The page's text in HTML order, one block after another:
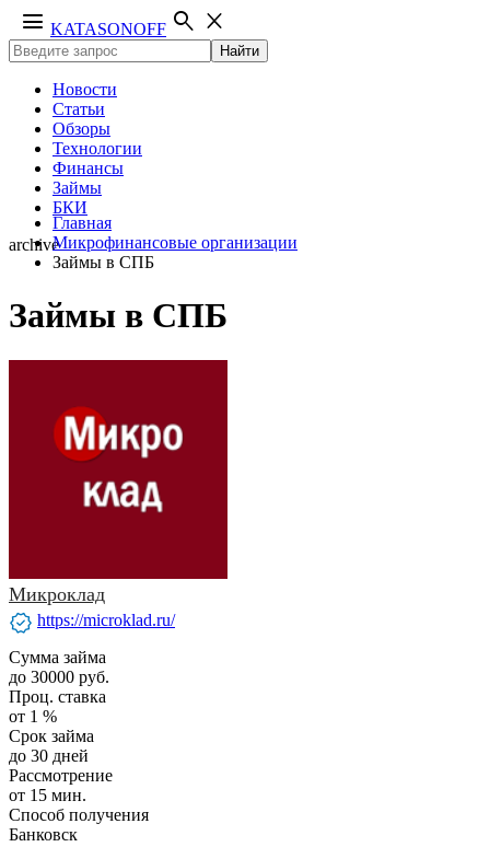
menu KATASONOFF search close
Найти
Новости
Статьи
Обзоры
Технологии
Финансы
Займы
БКИ
archive
Главная
Микрофинансовые организации
Займы в СПБ
Займы в СПБ
Микроклад
verified https://microklad.ru/
Сумма займа
до 30000 руб.
Проц. ставка
от 1 %
Срок займа
до 30 дней
Рассмотрение
от 15 мин.
Способ получения
Банковск